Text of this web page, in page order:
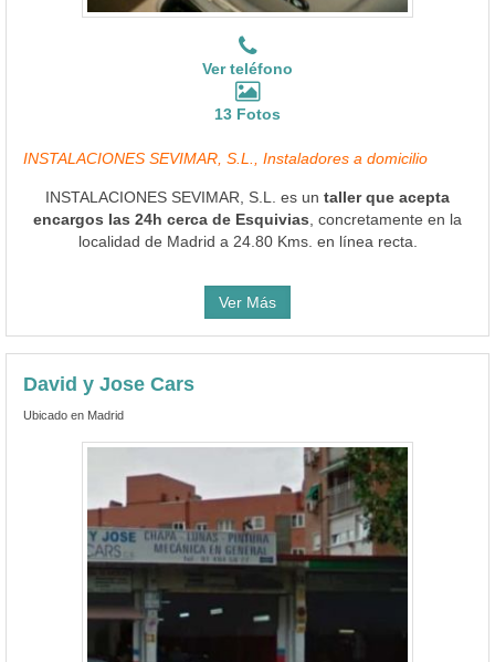
Ver teléfono
13 Fotos
INSTALACIONES SEVIMAR, S.L., Instaladores a domicilio
INSTALACIONES SEVIMAR, S.L. es un taller que acepta
encargos las 24h cerca de Esquivias , concretamente en la
localidad de Madrid a 24.80 Kms. en línea recta.
Ver Más
David y Jose Cars
Ubicado en Madrid